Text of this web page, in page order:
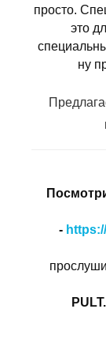
просто.
это
ну
-